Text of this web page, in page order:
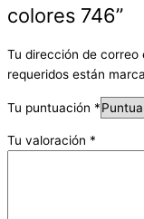
colores 746”
Tu dirección de correo
requeridos están
Tu puntuación *
Tu valoración *